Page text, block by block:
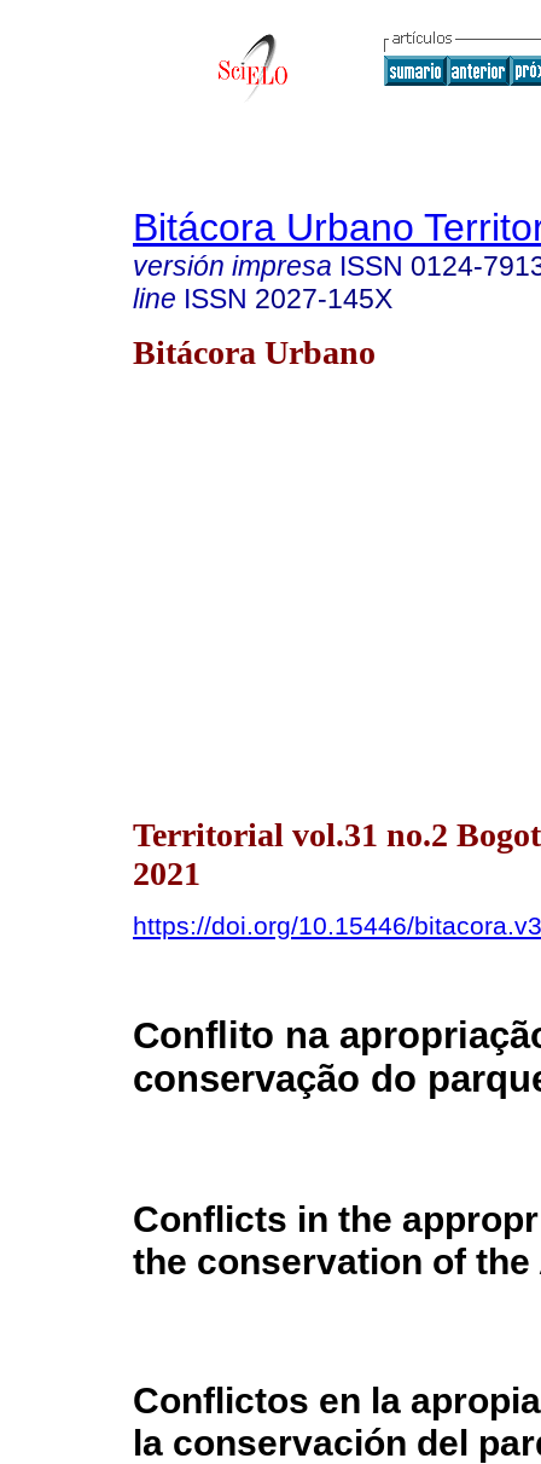
Bitácora Urbano
versión impresa ISSN 0124-
line ISSN 2027-145X
Bitácora Urbano
Territorial vol.31 no.2
2021
https://doi.org/10.15446/
Conflito na
conservação do
Conflicts in the
the conservation of
Conflictos en la
la conservación del